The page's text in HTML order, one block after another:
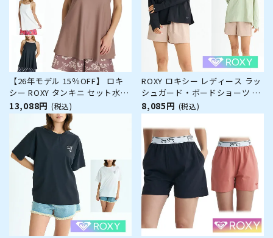
【26年モデル 15％OFF】 ロキ
シー ROXY タンキニ セット水着
カップ付きキャミ フレアシルエ
ット 塩素対応 体型カバー
HIBISCUS COVE RSW262005
13,088円 (税込)
ROXY ロキシー レディース ラッ
シュガード・ボードショーツ 2
点セット ラッシュTシャツ HEAR
THE WAVES RLY251039 水陸両
用 半袖 Tシャツ サーフパンツ セ
ットアップ 水着 サーフ サーフ
ィン ブランド UVカット 体型
8,085円 (税込)